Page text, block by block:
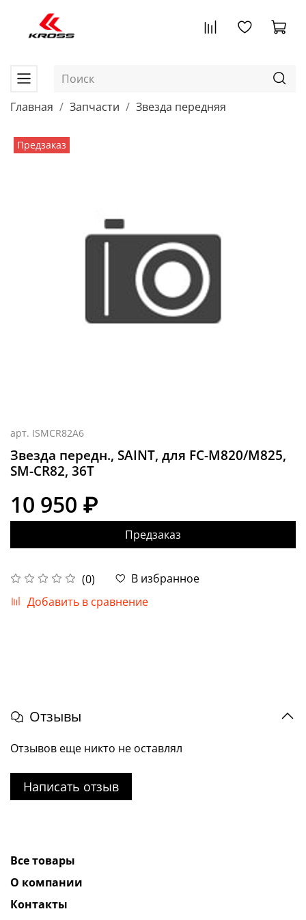
Главная Запчасти Звезда передняя
Предзаказ
арт. ISMCR82A6
Звезда передн., SAINT, для FC-M820/M825,
SM-CR82, 36T
(0)
В избранное
Добавить в сравнение
10 950 ₽
Предзаказ
Отзывы
Отзывов еще никто не оставлял
Написать отзыв
Все товары
О компании
Контакты